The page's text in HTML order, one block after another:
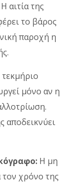
Η αιτία της
το βάρος
παροχή η
μόνο αν η
αποδεικνύει
Η μη
τον χρόνο της